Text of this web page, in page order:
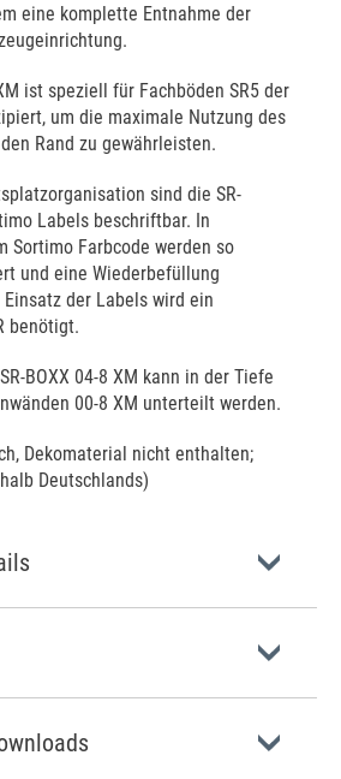
eine komplette Entnahme der
ist speziell für Fachböden SR5 der
um die maximale Nutzung des
Rand zu gewährleisten.
sind die SR-
Labels beschriftbar. In
Sortimo Farbcode werden so
und eine Wiederbefüllung
der Labels wird ein
benötigt.
BOXX 04-8 XM kann in der Tiefe
00-8 XM unterteilt werden.
Dekomaterial nicht enthalten;
Deutschlands)